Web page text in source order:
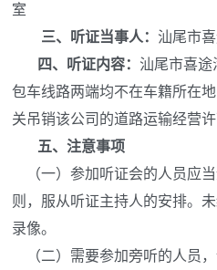
室
三、听证当事人： 汕尾市
四、听证内容： 汕尾市喜
包车线路两端均不在车籍所在
关吊销该公司的道路运输经营许
五、注意事项
（一）参加听证会的人员应
则，服从听证主持人的安排。
录像。
（二）需要参加旁听的人员